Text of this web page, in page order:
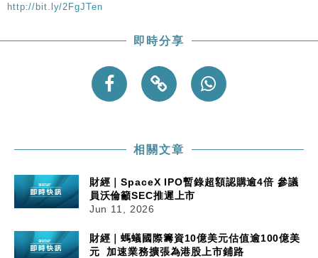
http://bit.ly/2FgJTen
即時分享
相關文章
財經｜SpaceX IPO暫錄超額認購逾4倍 參議
員沃倫籲SEC推遲上市
Jun 11, 2026
財經｜螞蟻國際籌資10億美元估值逾100億美
元 加速業務擴張為港股上市鋪路